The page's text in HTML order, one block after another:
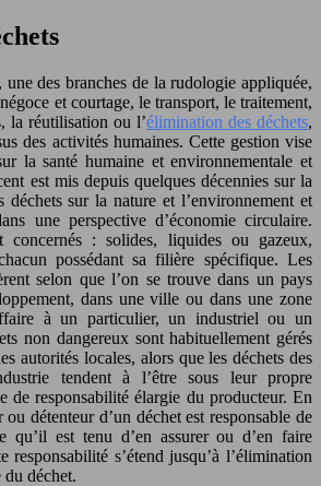
une des branches de la rudologie appliquée,
et courtage, le transport, le traitement,
la réutilisation ou l’élimination des déchets,
des activités humaines. Cette gestion vise
la santé humaine et environnementale et
est mis depuis quelques décennies sur la
déchets sur la nature et l’environnement et
une perspective d’économie circulaire.
concernés : solides, liquides ou gazeux,
possédant sa filière spécifique. Les
selon que l’on se trouve dans un pays
dans une ville ou dans une zone
à un particulier, un industriel ou un
non dangereux sont habituellement gérés
autorités locales, alors que les déchets des
tendent à l’être sous leur propre
de responsabilité élargie du producteur. En
détenteur d’un déchet est responsable de
qu’il est tenu d’en assurer ou d’en faire
responsabilité s’étend jusqu’à l’élimination
déchet.